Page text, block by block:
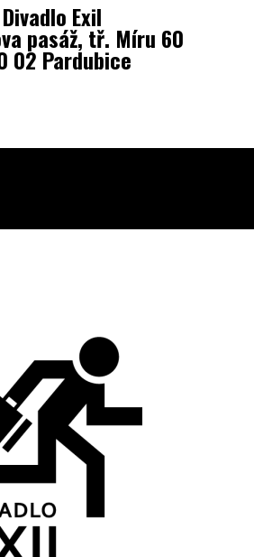
Divadlo Exil
pasáž, tř. Míru 60
02 Pardubice